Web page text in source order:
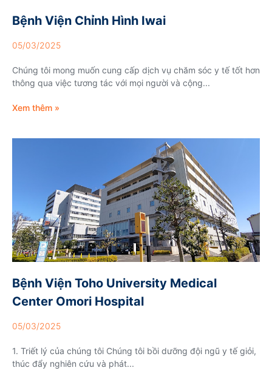
Bệnh Viện Chỉnh Hình Iwai
05/03/2025
Chúng tôi mong muốn cung cấp dịch vụ chăm sóc y tế tốt hơn
thông qua việc tương tác với mọi người và cộng...
Xem thêm »
Bệnh Viện Toho University Medical
Center Omori Hospital
05/03/2025
1. Triết lý của chúng tôi Chúng tôi bồi dưỡng đội ngũ y tế giỏi,
thúc đẩy nghiên cứu và phát...